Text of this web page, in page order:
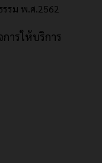
รม พ.ศ.2562
ารให้บริการ